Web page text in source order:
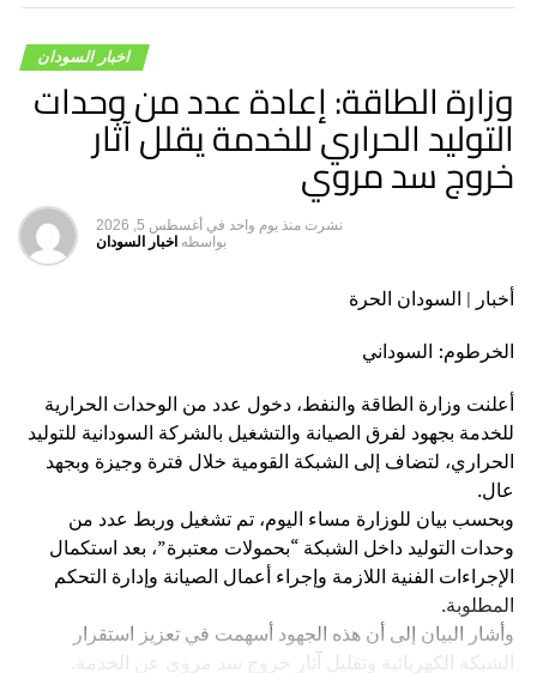
اخبار السودان
وزارة الطاقة: إعادة عدد من وحدات
التوليد الحراري للخدمة يقلل آثار
خروج سد مروي
نشرت منذ يوم واحد في أغسطس 5, 2026
بواسطه اخبار السودان
أخبار | السودان الحرة
الخرطوم: السوداني
أعلنت وزارة الطاقة والنفط، دخول عدد من الوحدات الحرارية
للخدمة بجهود لفرق الصيانة والتشغيل بالشركة السودانية للتوليد
الحراري، لتضاف إلى الشبكة القومية خلال فترة وجيزة وبجهد
عال.
وبحسب بيان للوزارة مساء اليوم، تم تشغيل وربط عدد من
وحدات التوليد داخل الشبكة “بحمولات معتبرة”، بعد استكمال
الإجراءات الفنية اللازمة وإجراء أعمال الصيانة وإدارة التحكم
المطلوبة.
​وأشار البيان إلى أن هذه الجهود أسهمت في تعزيز استقرار
الشبكة الكهربائية وتقليل آثار خروج سد مروي عن الخدمة.